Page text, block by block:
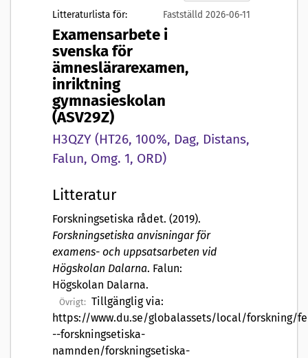
Litteraturlista för: Fastställd 2026-06-11
Examensarbete i
svenska för
ämneslärarexamen,
inriktning
gymnasieskolan
(ASV29Z)
H3QZY (HT26, 100%, Dag, Distans,
Falun, Omg. 1, ORD)
Litteratur
Forskningsetiska rådet. (2019).
Forskningsetiska anvisningar för
examens- och uppsatsarbeten vid
Högskolan Dalarna. Falun:
Högskolan Dalarna.
Övrigt: Tillgänglig via:
https://www.du.se/globalassets/local/forskning/
--forskningsetiska-
namnden/forskningsetiska-